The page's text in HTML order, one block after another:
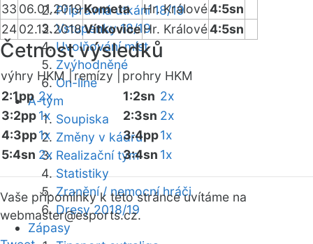
Přípravná utkání 18/19
Vstupenky 18/19
Uvolňování míst
Zvýhodněné
On-line
A-tým
Soupiska
Změny v kádru
Realizační tým
Statistiky
Zranění / nemocní hráči
Dresy 2018/19
Zápasy
33 06.01.2019Kometa Hr. Králové4:5sn
2402.12.2018VítkoviceHr. Králové4:5sn
Četnost výsledků
výhry HKM |remízy |
prohry HKM
2:1pp 2x
3:2pp1x
4:3pp1x
5:4sn 2x
1:2sn 2x
2:3sn 2x
3:4pp1x
3:4sn 1x
Vaše připomínky k této stránce uvítáme na
webmaster@esports.cz.